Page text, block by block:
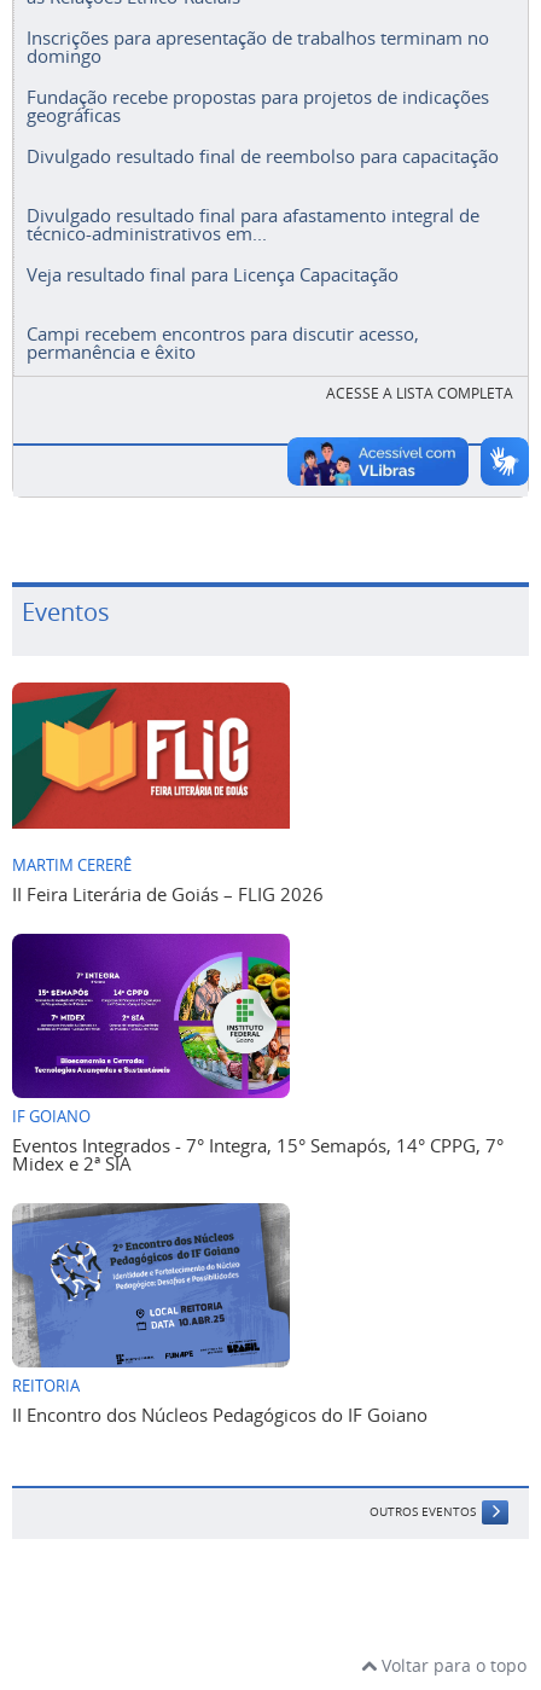
Inscrições para apresentação de trabalhos terminam no
domingo
Fundação recebe propostas para projetos de indicações
geográficas
Divulgado resultado final de reembolso para capacitação
Divulgado resultado final para afastamento integral de
técnico-administrativos em...
Veja resultado final para Licença Capacitação
Campi recebem encontros para discutir acesso,
permanência e êxito
ACESSE A LISTA COMPLETA
Eventos
MARTIM CERERÊ
II Feira Literária de Goiás – FLIG 2026
IF GOIANO
Eventos Integrados - 7° Integra, 15° Semapós, 14° CPPG, 7°
Midex e 2ª SIA
REITORIA
II Encontro dos Núcleos Pedagógicos do IF Goiano
OUTROS EVENTOS
Voltar para o topo